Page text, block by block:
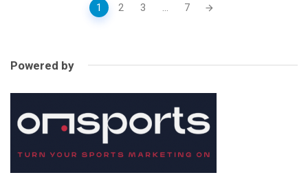
1 2 3 ... 7
Powered by